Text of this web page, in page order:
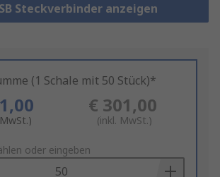
Steckverbinder anzeigen
(1 Schale mit 50 Stück)*
€ 301,00
(inkl. MwSt.)
oder eingeben